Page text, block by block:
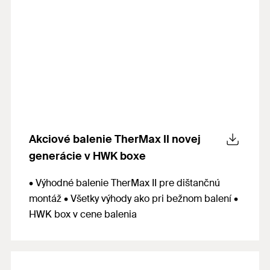
Akciové balenie TherMax II novej
generácie v HWK boxe
• Výhodné balenie TherMax II pre dištančnú
montáž • Všetky výhody ako pri bežnom balení •
HWK box v cene balenia